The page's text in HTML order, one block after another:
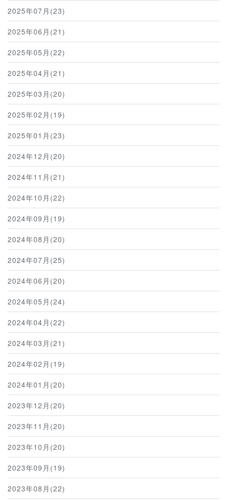
2025年07月(23)
2025年06月(21)
2025年05月(22)
2025年04月(21)
2025年03月(20)
2025年02月(19)
2025年01月(23)
2024年12月(20)
2024年11月(21)
2024年10月(22)
2024年09月(19)
2024年08月(20)
2024年07月(25)
2024年06月(20)
2024年05月(24)
2024年04月(22)
2024年03月(21)
2024年02月(19)
2024年01月(20)
2023年12月(20)
2023年11月(20)
2023年10月(20)
2023年09月(19)
2023年08月(22)